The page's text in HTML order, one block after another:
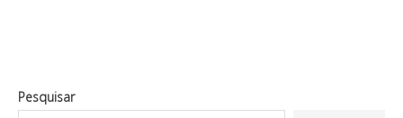
Pesquisar